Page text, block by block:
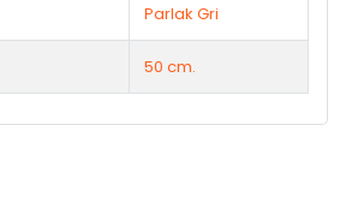
Parlak Gri
50 cm.